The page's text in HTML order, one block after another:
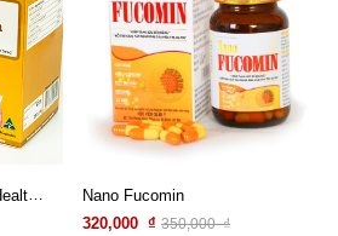
Nano Fucomin
320,000 ₫ 350,000 ₫